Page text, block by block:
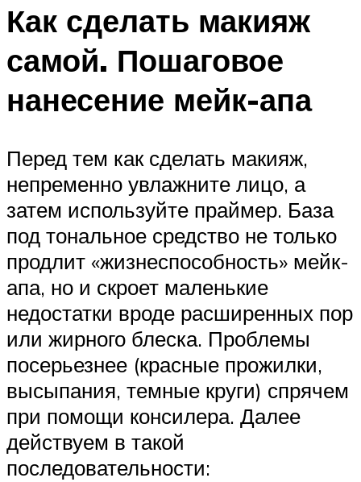
Как сделать макияж
самой. Пошаговое
нанесение мейк-апа
Перед тем как сделать макияж,
непременно увлажните лицо, а
затем используйте праймер. База
под тональное средство не только
продлит «жизнеспособность» мейк-
апа, но и скроет маленькие
недостатки вроде расширенных пор
или жирного блеска. Проблемы
посерьезнее (красные прожилки,
высыпания, темные круги) спрячем
при помощи консилера. Далее
действуем в такой
последовательности: